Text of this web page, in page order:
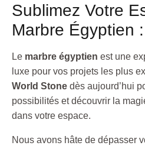
Sublimez Votre
Marbre Égyptien :
Le marbre égyptien est une
luxe pour vos projets les plus
World Stone dès aujourd’hui
possibilités et découvrir la
dans votre espace.
Nous avons hâte de dépasser